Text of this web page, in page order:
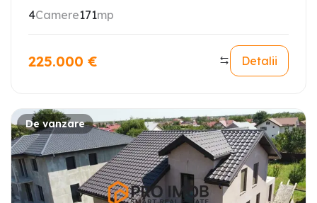
4Camere171mp
225.000 € Detalii
De vanzare